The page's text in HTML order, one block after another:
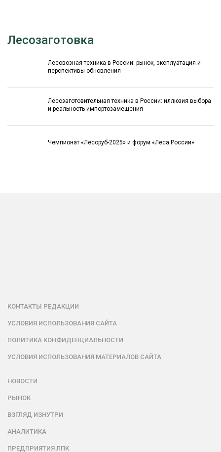
Лесозаготовка
Лесовозная техника в России: рынок, эксплуатация и
перспективы обновления
Лесозаготовительная техника в России: иллюзия выбора
и реальность импортозамещения
Чемпионат «Лесоруб-2025» и форум «Леса России»
КОНТАКТЫ РЕДАКЦИИ
УСЛОВИЯ ИСПОЛЬЗОВАНИЯ САЙТА
ПОЛИТИКА КОНФИДЕНЦИАЛЬНОСТИ
УСЛОВИЯ ИСПОЛЬЗОВАНИЯ МАТЕРИАЛОВ САЙТА
НОВОСТИ
РЫНОК
ВЗГЛЯД ИЗНУТРИ
АНАЛИТИКА
ПРЕДПРИЯТИЯ ЛПК